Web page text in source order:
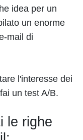
idea per un
un enorme
mail di
l'interesse dei
un test A/B.
le righe